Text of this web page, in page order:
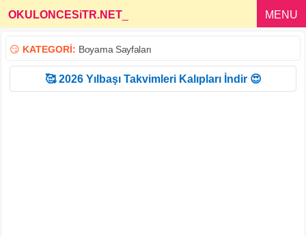
OKULONCESiTR.NET MENU
😏 KATEGORİ: Boyama Sayfaları
🥰 2026 Yılbaşı Takvimleri Kalıpları İndir 😍